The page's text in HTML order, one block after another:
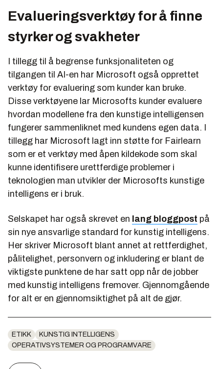
Evalueringsverktøy for å finne
styrker og svakheter
I tillegg til å begrense funksjonaliteten og
tilgangen til AI-en har Microsoft også opprettet
verktøy for evaluering som kunder kan bruke.
Disse verktøyene lar Microsofts kunder evaluere
hvordan modellene fra den kunstige intelligensen
fungerer sammenliknet med kundens egen data. I
tillegg har Microsoft lagt inn støtte for Fairlearn
som er et verktøy med åpen kildekode som skal
kunne identifisere urettferdige problemer i
teknologien man utvikler der Microsofts kunstige
intelligens er i bruk.
Selskapet har også skrevet en lang bloggpost på
sin nye ansvarlige standard for kunstig intelligens.
Her skriver Microsoft blant annet at rettferdighet,
pålitelighet, personvern og inkludering er blant de
viktigste punktene de har satt opp når de jobber
med kunstig intelligens fremover. Gjennomgående
for alt er en gjennomsiktighet på alt de gjør.
ETIKK
KUNSTIG INTELLIGENS
OPERATIVSYSTEMER OG PROGRAMVARE